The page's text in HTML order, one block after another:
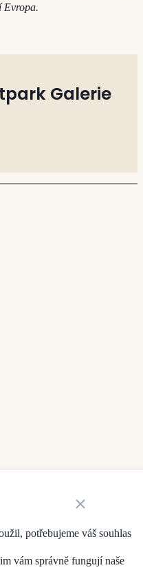
Evropa.
Galerie
potřebujeme váš souhlas
vám správně fungují naše
Zavřít oznámení